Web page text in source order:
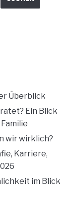
Überblick
Ein Blick
wir wirklich?
Karriere,
im Blick